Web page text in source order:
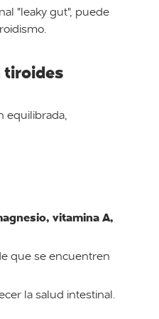
"leaky gut", puede
tiroides
equilibrada,
vitamina A,
que se encuentren
la salud intestinal.